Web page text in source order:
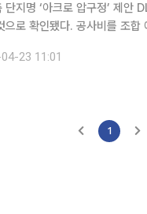
로 압구정’ 제안 DL이앤씨가 압구정5구역 재건축 수주를 위해 파격 조건을 제
으로 확인됐다. 공사비를 조
정5구역 재건축 단지명으로 ‘
23 11:01
1